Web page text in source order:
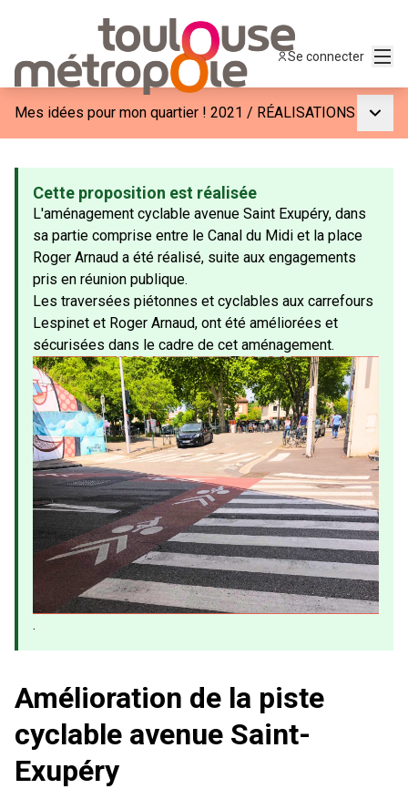
Se connecter
Mes idées pour mon quartier ! 2021 / RÉALISATIONS
Cette proposition est réalisée
L'aménagement cyclable avenue Saint Exupéry, dans
sa partie comprise entre le Canal du Midi et la place
Roger Arnaud a été réalisé, suite aux engagements
pris en réunion publique.
Les traversées piétonnes et cyclables aux carrefours
Lespinet et Roger Arnaud, ont été améliorées et
sécurisées dans le cadre de cet aménagement.
.
Amélioration de la piste
cyclable avenue Saint-
Exupéry